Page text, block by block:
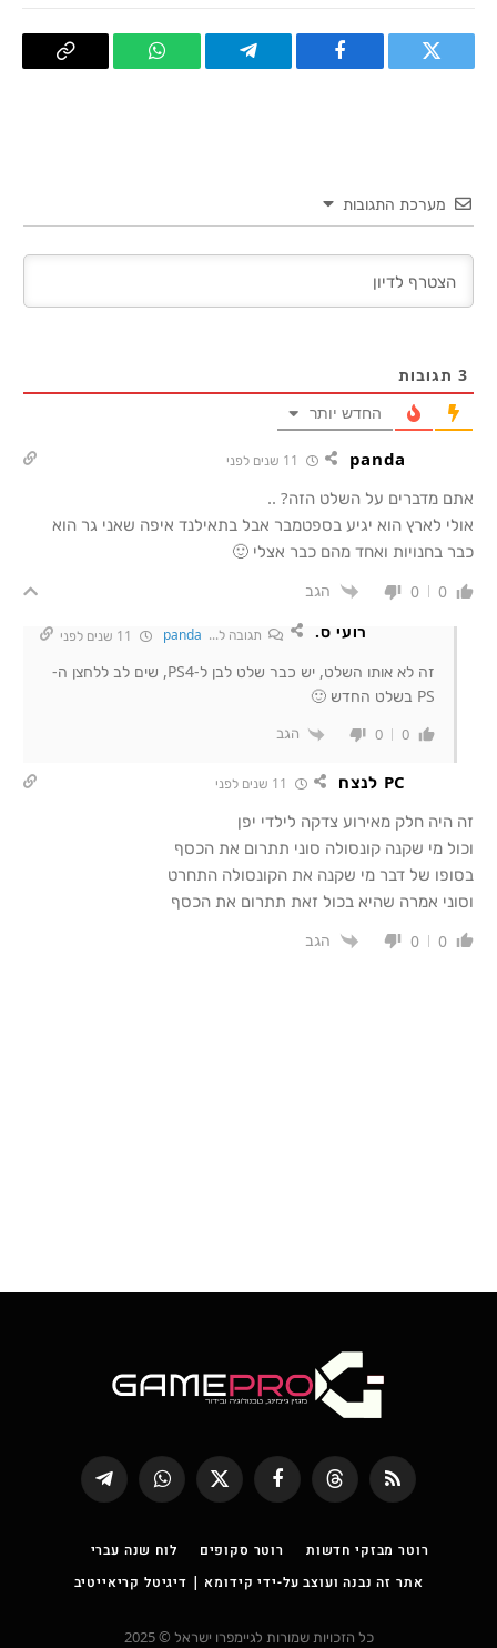
טוויטר פייסבוק Telegram
WhatsApp העתק
מערכת התגובות
3 תגובות
החדש יותר
panda
אתם מדברים על השלט הזה? ..
אולי לארץ הוא יגיע בספטמבר אבל בתאילנד איפה שאני גר הוא
כבר בחנויות ואחד מהם כבר אצלי 🙂
0
0
הגב
רועי ס.
תגובה ל... panda
זה לא אותו השלט, יש כבר שלט לבן ל-PS4, שים לב ללחצן ה-
PS בשלט החדש 🙂
0
0 הגב
PC לנצח
זה היה חלק מאירוע צדקה לילדי יפן
וכול מי שקנה קונסולה סוני תתרום את הכסף
בסופו של דבר מי שקנה את הקונסולה התחרט
וסוני אמרה שהיא בכול זאת תתרום את הכסף
0
0 הגב
RSS
Threads פייסבוק
X
(טוויטר)
WhatsApp
Telegram
רוטר מבזקי חדשות רוטר סקופים
לוח שנה עברי
אתר זה נבנה ועוצב על-ידי קידומא | דיגיטל קריאייטיב
כל הזכויות שמורות לגיימפרו ישראל © 2025